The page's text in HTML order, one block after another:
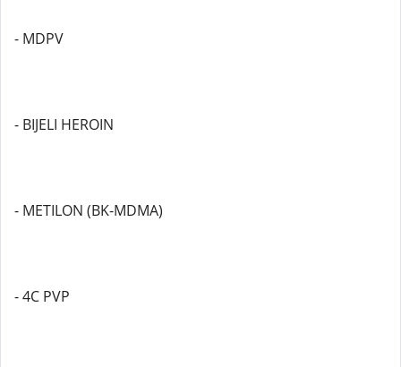
- MDPV
- BIJELI HEROIN
- METILON (BK-MDMA)
- 4C PVP